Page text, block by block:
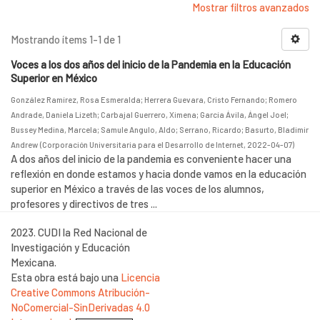
Mostrar filtros avanzados
Mostrando ítems 1-1 de 1
Voces a los dos años del inicio de la Pandemia en la Educación
Superior en México
González Ramírez, Rosa Esmeralda; Herrera Guevara, Cristo Fernando; Romero
Andrade, Daniela Lizeth; Carbajal Guerrero, Ximena; García Ávila, Ángel Joel;
Bussey Medina, Marcela; Samule Angulo, Aldo; Serrano, Ricardo; Basurto, Bladimir
Andrew (Corporación Universitaria para el Desarrollo de Internet, 2022-04-07)
A dos años del inicio de la pandemia es conveniente hacer una
reflexión en donde estamos y hacia donde vamos en la educación
superior en México a través de las voces de los alumnos,
profesores y directivos de tres ...
2023. CUDI la Red Nacional de
Investigación y Educación
Mexicana.
Esta obra está bajo una Licencia
Creative Commons Atribución-
NoComercial-SinDerivadas 4.0